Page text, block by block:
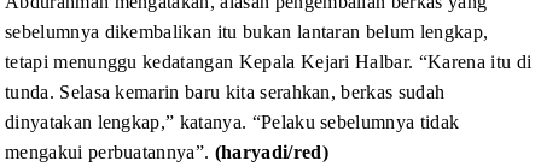
sebelumnya dikembalikan itu bukan lantaran belum lengkap,
tetapi menunggu kedatangan Kepala Kejari Halbar. “Karena itu di
tunda. Selasa kemarin baru kita serahkan, berkas sudah
dinyatakan lengkap,” katanya. “Pelaku sebelumnya tidak
mengakui perbuatannya”. (haryadi/red)